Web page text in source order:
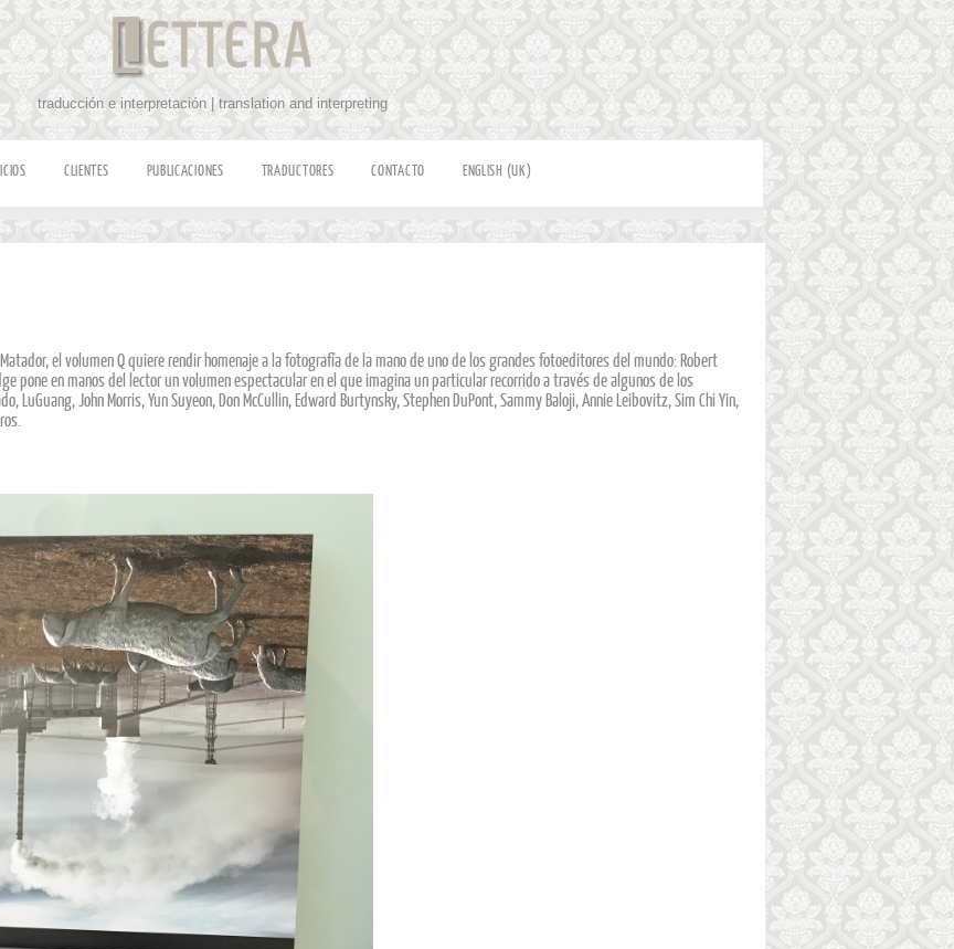
traducción e interpretación | translation and interpreting
CLIENTES PUBLICACIONES TRADUCTORES CONTACTO ENGLISH (UK)
el volumen Q quiere rendir homenaje a la fotografía de la mano de uno de los grandes fotoeditores del mundo: Robert
pone en manos del lector un volumen espectacular en el que imagina un particular recorrido a través de algunos de los
John Morris, Yun Suyeon, Don McCullin, Edward Burtynsky, Stephen DuPont, Sammy Baloji, Annie Leibovitz, Sim Chi Yin,